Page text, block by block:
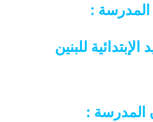
:
للبنين
المدرسة :